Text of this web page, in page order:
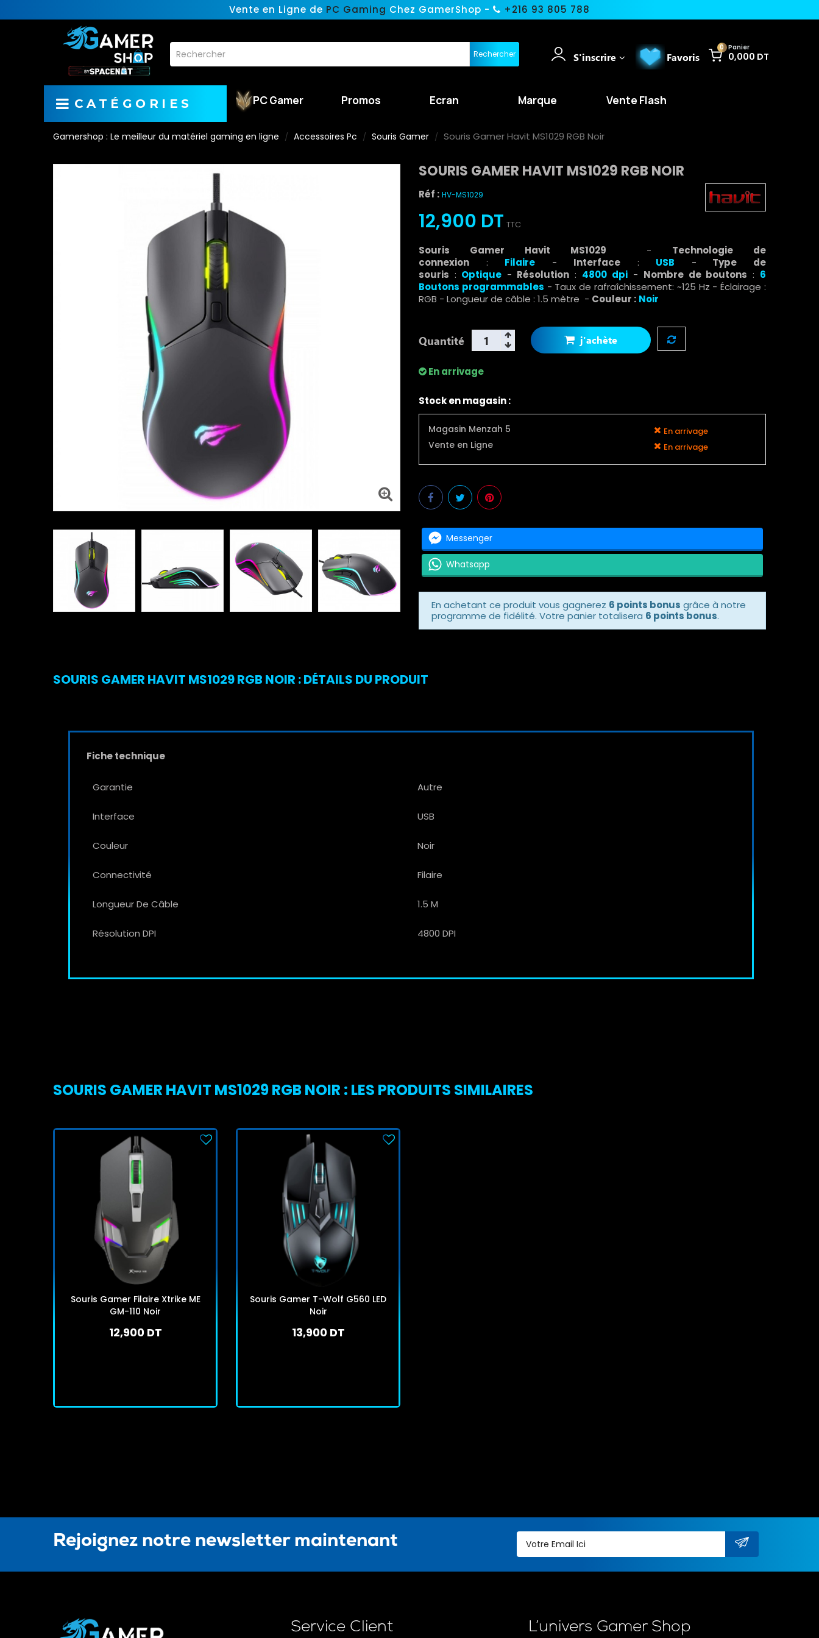
Vente en Ligne de PC Gaming Chez GamerShop - +216 93 805 788
Rechercher
0 Panier
0,000 DT
Favoris
S'inscrire
CATÉGORIES PC Gamer Promos Ecran Marque Vente Flash
Gamershop : Le meilleur du matériel gaming en ligne Accessoires Pc Souris Gamer Souris Gamer Havit MS1029 RGB Noir
SOURIS GAMER HAVIT MS1029 RGB NOIR
Réf : HV-MS1029
12,900 DT TTC
Souris Gamer Havit MS1029 - Technologie de
connexion : Filaire - Interface : USB - Type de
souris : Optique - Résolution : 4800 dpi - Nombre de boutons : 6
Boutons programmables - Taux de rafraîchissement: ~125 Hz - Éclairage :
RGB - Longueur de câble : 1.5 mètre - Couleur : Noir
Quantité j'achète
En arrivage
Stock en magasin :
Magasin Menzah 5 En arrivage
Vente en Ligne En arrivage
Messenger
Whatsapp
En achetant ce produit vous gagnerez 6 points bonus grâce à notre
programme de fidélité. Votre panier totalisera 6 points bonus.
SOURIS GAMER HAVIT MS1029 RGB NOIR : DÉTAILS DU PRODUIT
Fiche technique
Garantie Autre
Interface USB
Couleur Noir
Connectivité Filaire
Longueur De Câble 1.5 M
Résolution DPI 4800 DPI
SOURIS GAMER HAVIT MS1029 RGB NOIR : LES PRODUITS SIMILAIRES
Souris Gamer Filaire Xtrike ME
GM-110 Noir
12,900 DT
Souris Gamer T-Wolf G560 LED
Noir
13,900 DT
Rejoignez notre newsletter maintenant
Service Client L’univers Gamer Shop